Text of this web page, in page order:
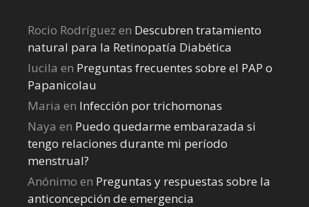
Rocio Rodríguez en Descubren tratamiento
natural para la Retinopatía Diabética
lucila en Preguntas frecuentes sobre el PAP o
Papanicolau
Maria en Infección por trichomonas
Naya en Puedo quedarme embarazada si
tengo relaciones durante mi perí­odo
menstrual?
Anónimo en Preguntas y respuestas sobre la
anticoncepción de emergencia